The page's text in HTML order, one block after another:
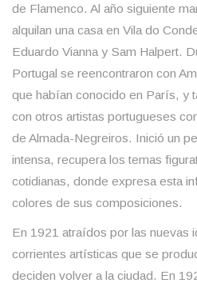
de Flamenco. Al año siguiente
alquilan una casa en Vila do
Eduardo Vianna y Sam Halpert.
Portugal se reencontraron con
que habían conocido en París, y
con otros artistas portugueses
de Almada-Negreiros. Inició un
intensa, recupera los temas
cotidianas, donde expresa esta
colores de sus composiciones.
En 1921 atraídos por las nuevas
corrientes artísticas que se
deciden volver a la ciudad. En